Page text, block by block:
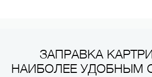
ЗАПРАВКА
НАИБОЛЕЕ УДОБНЫМ